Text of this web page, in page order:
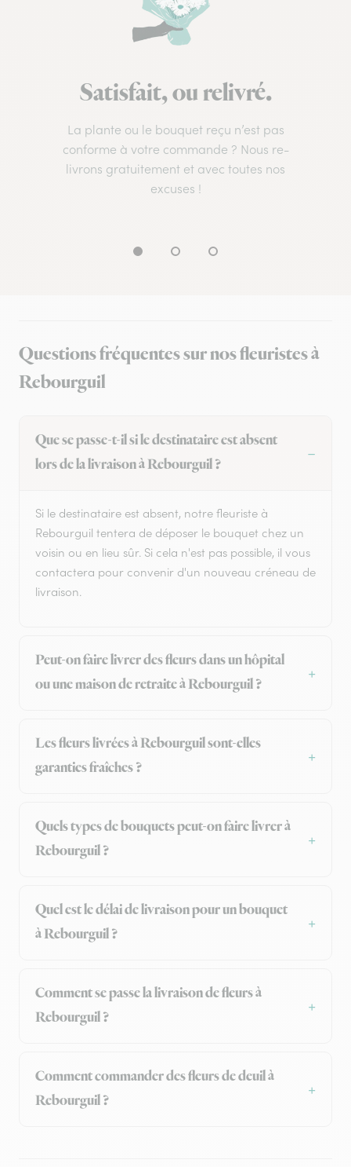
Satisfait, ou relivré.
La plante ou le bouquet reçu n’est pas
conforme à votre commande ? Nous re-
livrons gratuitement et avec toutes nos
excuses !
Questions fréquentes sur nos fleuristes à
Rebourguil
Que se passe-t-il si le destinataire est absent
lors de la livraison à Rebourguil ?
Si le destinataire est absent, notre fleuriste à
Rebourguil tentera de déposer le bouquet chez un
voisin ou en lieu sûr. Si cela n'est pas possible, il vous
contactera pour convenir d'un nouveau créneau de
livraison.
Peut-on faire livrer des fleurs dans un hôpital
ou une maison de retraite à Rebourguil ?
Les fleurs livrées à Rebourguil sont-elles
garanties fraîches ?
Quels types de bouquets peut-on faire livrer à
Rebourguil ?
Quel est le délai de livraison pour un bouquet
à Rebourguil ?
Comment se passe la livraison de fleurs à
Rebourguil ?
Comment commander des fleurs de deuil à
Rebourguil ?